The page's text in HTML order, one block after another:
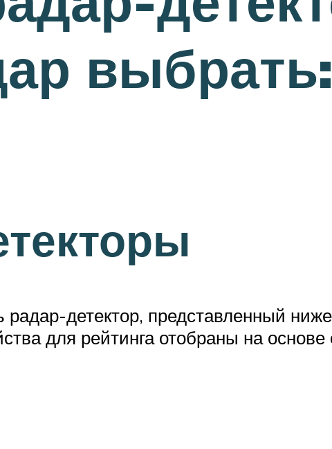
выбрать:
детектор, представленный
для рейтинга отобраны на